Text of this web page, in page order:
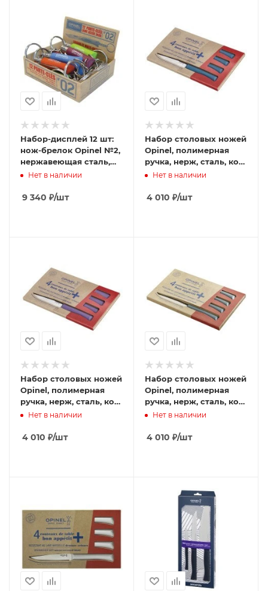
Набор-дисплей 12 шт:
нож-брелок Opinel №2,
нержавеющая сталь,
голубой/оранжевый/
001429
Нет в наличии
9 340 ₽/шт
Набор столовых ножей
Opinel, полимерная
ручка, нерж, сталь, кор.
синий. 002198
Нет в наличии
4 010 ₽/шт
Набор столовых ножей
Opinel, полимерная
ручка, нерж, сталь, кор.
пурпурный. 002199
Нет в наличии
4 010 ₽/шт
Набор столовых ножей
Opinel, полимерная
ручка, нерж, сталь, кор.
антрацит. 001907
Нет в наличии
4 010 ₽/шт